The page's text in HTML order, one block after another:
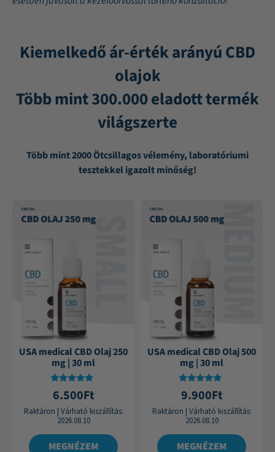
Kiemelkedő ár-érték arányú CBD
olajok
Több mint 300.000 eladott termék
világszerte
Több mint 2000 Ötcsillagos vélemény, laboratóriumi
tesztekkel igazolt minőség!
USA medical CBD Olaj 250
mg | 30 ml
Értékelés:
4.75
/ 5
6.500Ft
Raktáron | Várható kiszállítás:
2026.08.10
MEGNÉZEM
USA medical CBD Olaj 500
mg | 30 ml
Értékelés:
4.84
/ 5
9.900Ft
Raktáron | Várható kiszállítás:
2026.08.10
MEGNÉZEM